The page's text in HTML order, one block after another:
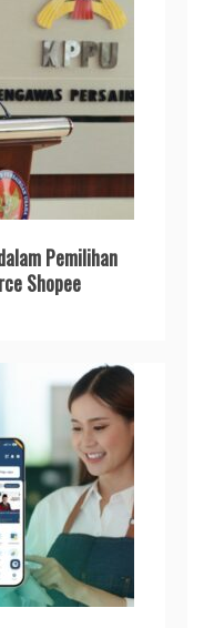
Pemilihan
Shopee